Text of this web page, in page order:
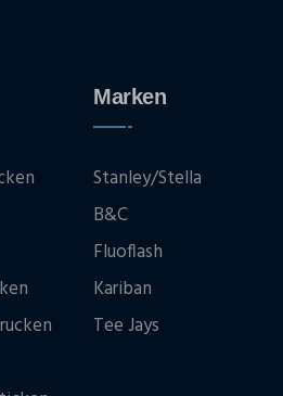
Marken
Stanley/Stella
B&C
Fluoflash
Kariban
Tee Jays